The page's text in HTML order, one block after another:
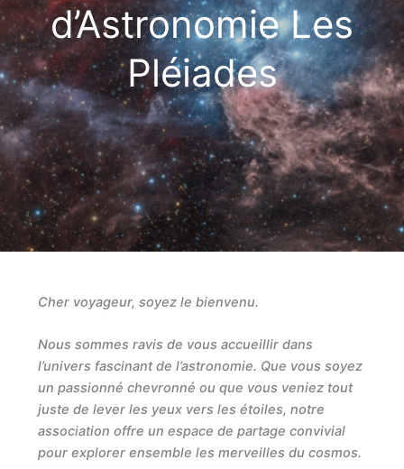
d’Astronomie Les
Pléiades
Cher voyageur, soyez le bienvenu.
Nous sommes ravis de vous accueillir dans
l’univers fascinant de l’astronomie. Que vous soyez
un passionné chevronné ou que vous veniez tout
juste de lever les yeux vers les étoiles, notre
association offre un espace de partage convivial
pour explorer ensemble les merveilles du cosmos.